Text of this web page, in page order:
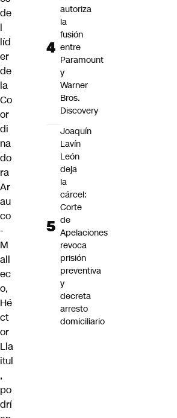
de
l
líd
er
de
la
Co
or
di
na
do
ra
Ar
au
co
-
M
all
ec
o,
Hé
ct
or
Lla
itul
,
po
drí
autoriza
la
fusión
entre
Paramount
y
Warner
Bros.
Discovery
Joaquín
Lavín
León
deja
la
cárcel:
Corte
de
Apelaciones
revoca
prisión
preventiva
y
decreta
arresto
domiciliario